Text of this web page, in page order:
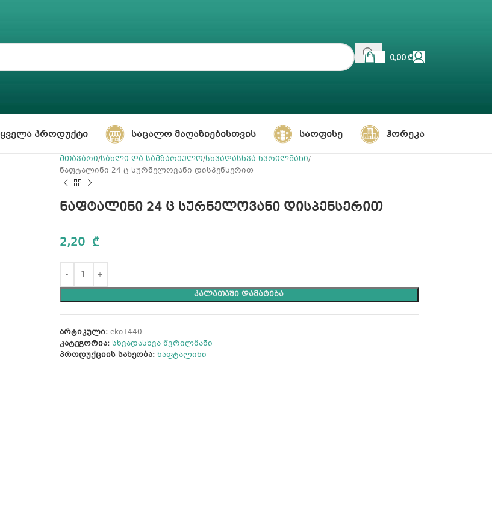
0,00₾
ᲧᲕᲔᲚᲐ ᲞᲠᲝᲓᲣᲥᲢᲘ ᲡᲐᲪᲐᲚᲝ ᲛᲐᲦᲐᲖᲘᲔᲑᲘᲡᲗᲕᲘᲡ ᲡᲐᲝᲤᲘᲡᲔ ᲰᲝᲠᲔᲙᲐ
მთავარი სახლი და სამზარეულო სხვადასხვა წვრილმანი
ნაფტალინი 24 ც სურნელოვანი დისპენსერით
ნაფტალინი 24 ც სურნელოვანი დისპენსერით
2,20 ₾
ᲙᲐᲚᲐᲗᲐᲨᲘ ᲓᲐᲛᲐᲢᲔᲑᲐ
არტიკული: eko1440
კატეგორია: სხვადასხვა წვრილმანი
პროდუქციის სახეობა: ნაფტალინი